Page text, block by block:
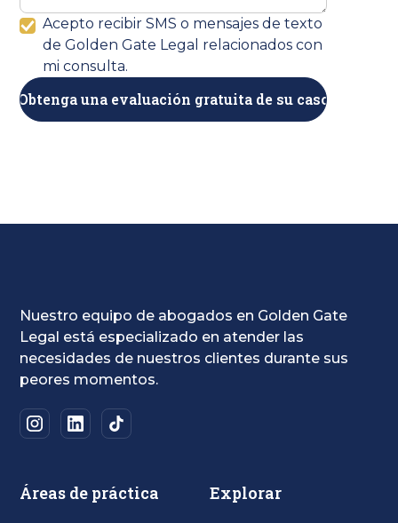
Acepto recibir SMS o mensajes de texto
de Golden Gate Legal relacionados con
mi consulta.
Nuestro equipo de abogados en Golden Gate
Legal está especializado en atender las
necesidades de nuestros clientes durante sus
peores momentos.
Áreas de práctica Explorar